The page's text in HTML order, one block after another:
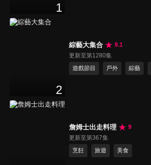
1
2
綜藝大集合
9.1
更新至第1280集
遊戲節目
戶外 綜藝
詹姆士出走料理
9
更新至第367集
烹飪
旅遊 美食